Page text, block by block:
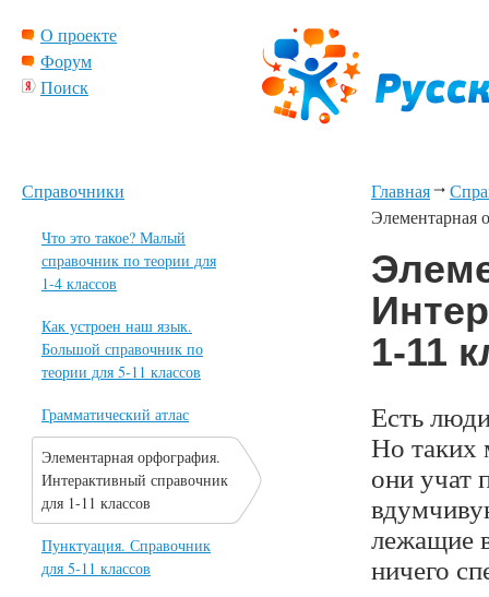
О проекте
Форум
Поиск
Главная
Элементарная
1-11
Есть
Но таких
они учат
лежащие
ничего
Справочники
Что это такое? Малый
справочник по теории для
1-4 классов
Как устроен наш язык.
Большой справочник по
теории для 5-11 классов
Грамматический атлас
Элементарная орфография.
Интерактивный справочник
для 1-11 классов
Пунктуация. Справочник
для 5-11 классов